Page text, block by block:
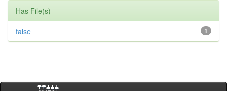
Has File(s)
1
false